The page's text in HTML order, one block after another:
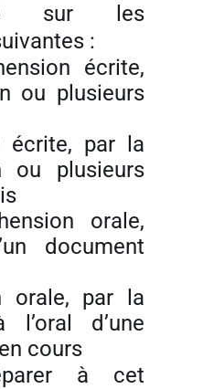
sur les
:
écrite,
ou plusieurs
écrite, par la
ou plusieurs
orale,
document
orale, par la
l’oral d’une
cours
à cet